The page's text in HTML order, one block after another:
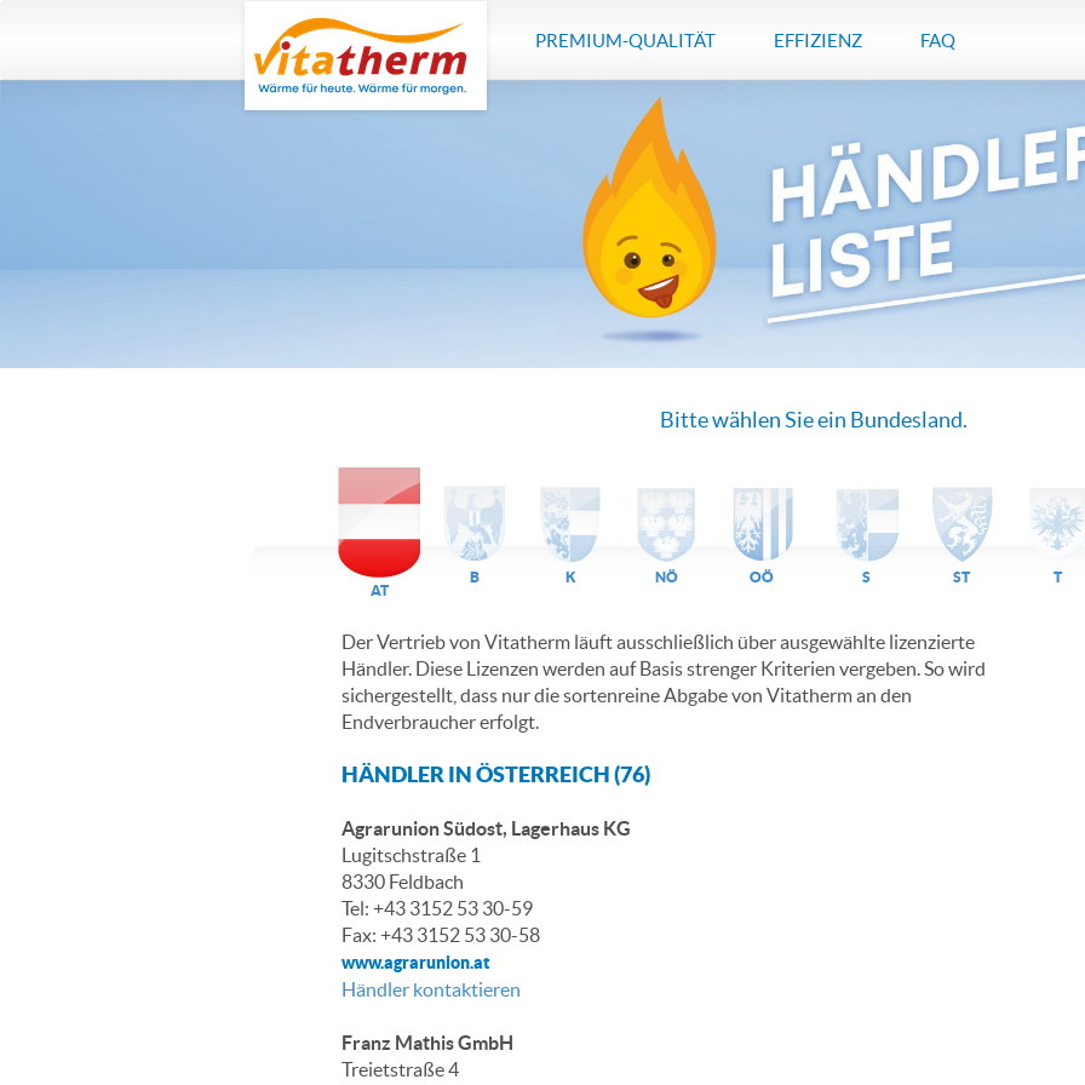
PREMIUM-QUALITÄT EFFIZIENZ FAQ
Bitte wählen Sie ein Bundesland.
AT
B K NÖ OÖ S ST T
Der Vertrieb von Vitatherm läuft ausschließlich über ausgewählte lizenzierte
Händler. Diese Lizenzen werden auf Basis strenger Kriterien vergeben. So wird
sichergestellt, dass nur die sortenreine Abgabe von Vitatherm an den
Endverbraucher erfolgt.
HÄNDLER IN ÖSTERREICH (76)
Agrarunion Südost, Lagerhaus KG
Lugitschstraße 1
8330 Feldbach
Tel: +43 3152 53 30-59
Fax: +43 3152 53 30-58
www.agrarunion.at
Händler kontaktieren
Franz Mathis GmbH
Treietstraße 4